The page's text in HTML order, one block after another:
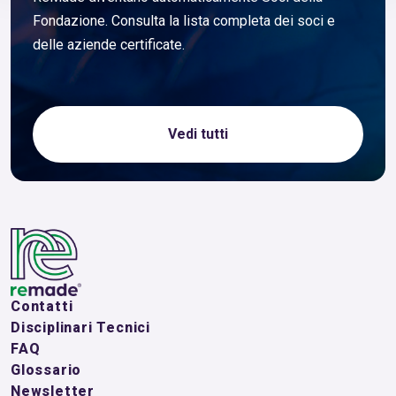
Fondazione. Consulta la lista completa dei soci e
delle aziende certificate.
Vedi tutti
Contatti
Disciplinari Tecnici
FAQ
Glossario
Newsletter